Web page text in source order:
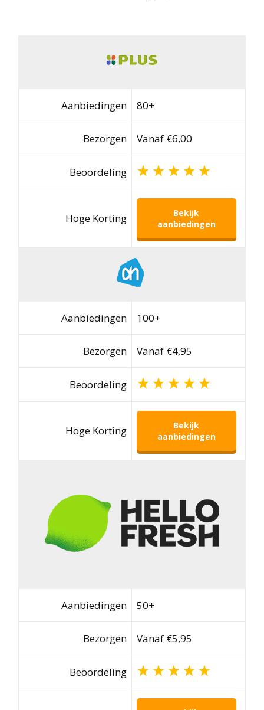
Aanbiedingen 80+
Bezorgen Vanaf €6,00
Beoordeling
Hoge Korting
Bekijk
aanbiedingen
Aanbiedingen 100+
Bezorgen Vanaf €4,95
Beoordeling
Hoge Korting
Bekijk
aanbiedingen
Aanbiedingen 50+
Bezorgen Vanaf €5,95
Beoordeling